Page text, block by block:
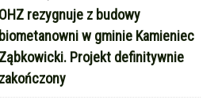
OHZ rezygnuje z budowy
biometanowni w gminie Kamieniec
Ząbkowicki. Projekt definitywnie
zakończony